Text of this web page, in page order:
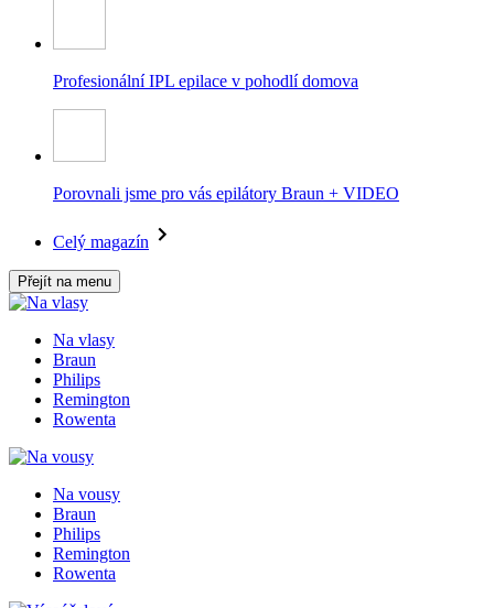
Profesionální IPL epilace v pohodlí domova
Porovnali jsme pro vás epilátory Braun + VIDEO
Celý magazín
Přejít na menu
Na vlasy
Braun
Philips
Remington
Rowenta
Na vousy
Braun
Philips
Remington
Rowenta